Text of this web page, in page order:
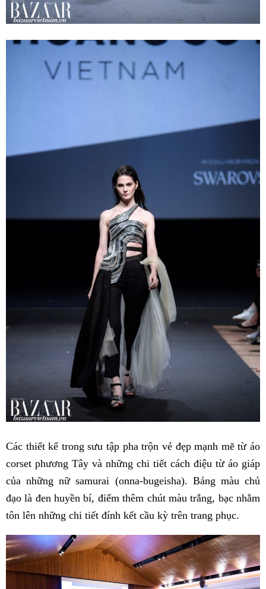
Các thiết kế trong sưu tập pha trộn vẻ đẹp mạnh mẽ từ áo
corset phương Tây và những chi tiết cách điệu từ áo giáp
của những nữ samurai (onna-bugeisha). Bảng màu chủ
đạo là đen huyền bí, điểm thêm chút màu trắng, bạc nhằm
tôn lên những chi tiết đính kết cầu kỳ trên trang phục.